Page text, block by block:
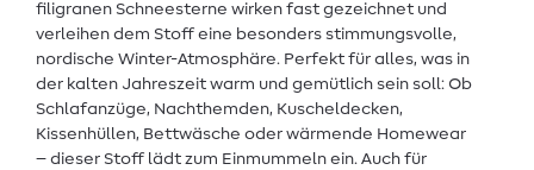
filigranen Schneesterne wirken fast gezeichnet und
verleihen dem Stoff eine besonders stimmungsvolle,
nordische Winter-Atmosphäre. Perfekt für alles, was in
der kalten Jahreszeit warm und gemütlich sein soll: Ob
Schlafanzüge, Nachthemden, Kuscheldecken,
Kissenhüllen, Bettwäsche oder wärmende Homewear
– dieser Stoff lädt zum Einmummeln ein. Auch für